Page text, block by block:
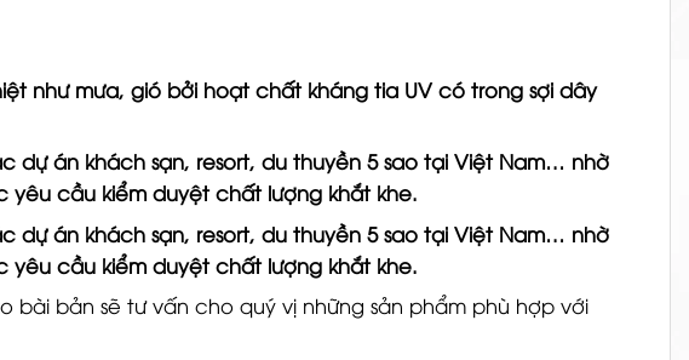
như mưa, gió bởi hoạt chất kháng tia UV có trong sợi dây
án khách sạn, resort, du thuyền 5 sao tại Việt Nam… nhờ
cầu kiểm duyệt chất lượng khắt khe.
án khách sạn, resort, du thuyền 5 sao tại Việt Nam… nhờ
cầu kiểm duyệt chất lượng khắt khe.
bản sẽ tư vấn cho quý vị những sản phẩm phù hợp với